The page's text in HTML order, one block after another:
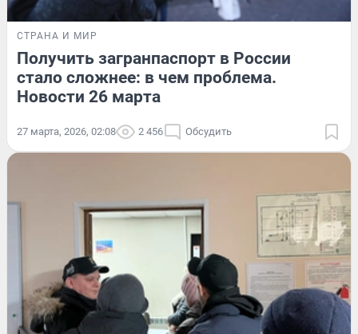
СТРАНА И МИР
Получить загранпаспорт в России
стало сложнее: в чем проблема.
Новости 26 марта
27 марта, 2026, 02:08 2 456 Обсудить